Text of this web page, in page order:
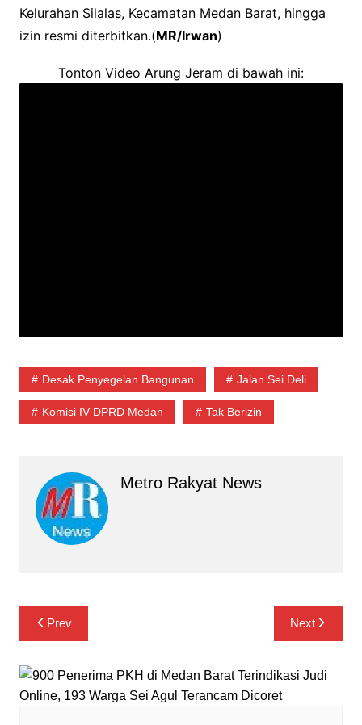
Kelurahan Silalas, Kecamatan Medan Barat, hingga
izin resmi diterbitkan.(MR/Irwan)
Tonton Video Arung Jeram di bawah ini:
Desak Penyegelan Bangunan Jalan Sei Deli
Komisi IV DPRD Medan Tak Berizin
Metro Rakyat News
Navigasi
pos
Prev Next